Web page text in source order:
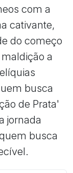
com a
cativante,
do começo
a
busca
de Prata'
jornada
busca